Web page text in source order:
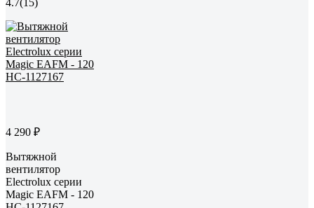
4 290 ₽
Вытяжной
вентилятор
Electrolux серии
Magic EAFM - 120